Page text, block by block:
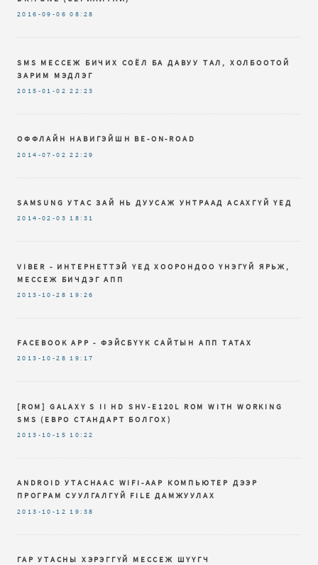
2016-09-06 08:28
SMS МЕССЕЖ БИЧИХ СОЁЛ БА ДАВУУ ТАЛ, ХОЛБООТОЙ
ЗАРИМ МЭДЛЭГ
2015-01-02 22:23
ОФФЛАЙН НАВИГЭЙШН BE-ON-ROAD
2014-07-02 22:29
SAMSUNG УТАС ЗАЙ НЬ ДУУСАЖ УНТРААД АСАХГҮЙ ҮЕД
2014-02-03 18:31
VIBER - ИНТЕРНЕТТЭЙ ҮЕД ХООРОНДОО ҮНЭГҮЙ ЯРЬЖ,
МЕССЕЖ БИЧДЭГ АПП
2013-10-28 19:26
FACEBOOK APP - ФЭЙСБҮҮК САЙТЫН АПП ТАТАХ
2013-10-28 19:17
[ROM] GALAXY S II HD SHV-E120L ROM WITH WORKING
SMS (ЕВРО СТАНДАРТ БОЛГОХ)
2013-10-15 10:22
ANDROID УТАСНААС WIFI-ААР КОМПЬЮТЕР ДЭЭР
ПРОГРАМ СУУЛГАЛГҮЙ FILE ДАМЖУУЛАХ
2013-10-12 19:38
ГАР УТАСНЫ ХЭРЭГГҮЙ МЕССЕЖ ШҮҮГЧ